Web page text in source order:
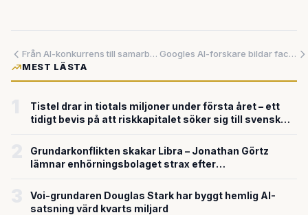
Från AI-konkurrens till samarbete – teknikjättarna väljer frivillig myndighetsgranskning
Googles AI-forskare bildar fackförening för att stoppa militär användning av deras teknik
MEST LÄSTA
Tistel drar in tiotals miljoner under första året – ett
tidigt bevis på att riskkapitalet söker sig till svensk
Grundarkonflikten skakar Libra – Jonathan Görtz
lämnar enhörningsbolaget strax efter
Voi-grundaren Douglas Stark har byggt hemlig AI-
satsning värd kvarts miljard